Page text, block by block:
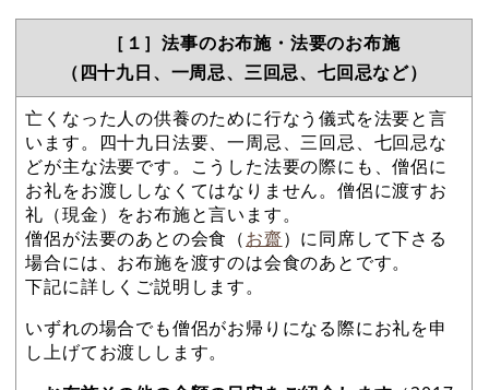
［１］法事のお布施・法要のお布施
（四十九日、一周忌、三回忌、七回忌など）
亡くなった人の供養のために行なう儀式を法要と言
います。四十九日法要、一周忌、三回忌、七回忌な
どが主な法要です。こうした法要の際にも、僧侶に
お礼をお渡ししなくてはなりません。僧侶に渡すお
礼（現金）をお布施と言います。
僧侶が法要のあとの会食（お齋）に同席して下さる
場合には、お布施を渡すのは会食のあとです。
下記に詳しくご説明します。
いずれの場合でも僧侶がお帰りになる際にお礼を申
し上げてお渡しします。